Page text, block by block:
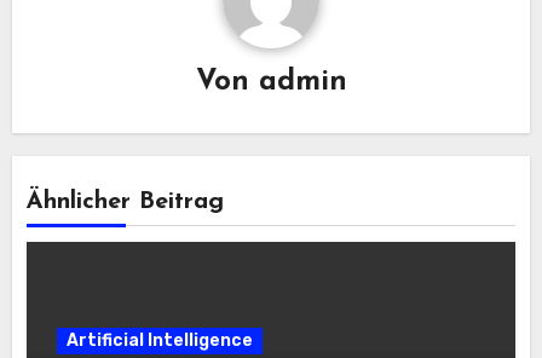
Von admin
Ähnlicher Beitrag
Artificial Intelligence